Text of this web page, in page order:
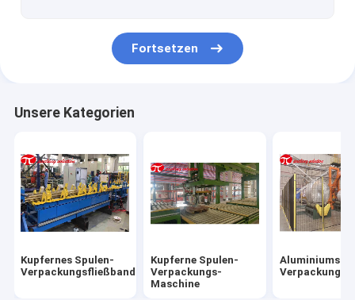
Stahlrohr-Verpackungsmaschine
Reifenverpackungsmaschine
Spulen-Kipper
horizontale Verpackungsmaschine
Paletten-Verpackung
Fortsetzen
Unsere Kategorien
Kupfernes Spulen-
Verpackungsfließband
Kupferne Spulen-
Verpackungs-
Maschine